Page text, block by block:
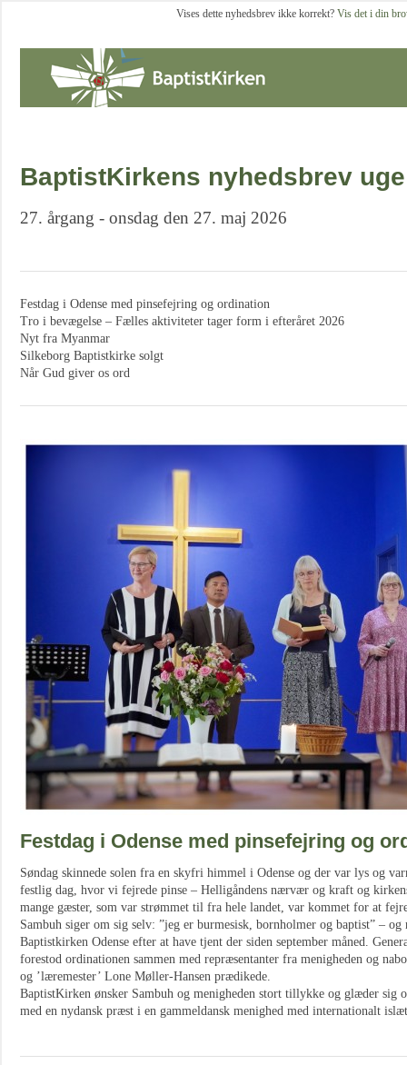
Vises dette nyhedsbrev ikke korrekt? Vis det i din
BaptistKirkens nyhedsbrev
27. årgang - onsdag den 27. maj 2026
Festdag i Odense med pinsefejring og ordination
Tro i bevægelse – Fælles aktiviteter tager form i efteråret 2026
Nyt fra Myanmar
Silkeborg Baptistkirke solgt
Når Gud giver os ord
Festdag i Odense med pinsefejring og
Søndag skinnede solen fra en skyfri himmel i Odense og der var lys og
festlig dag, hvor vi fejrede pinse – Helligåndens nærvær og kraft og
mange gæster, som var strømmet til fra hele landet, var kommet for at
Sambuh siger om sig selv: ”jeg er burmesisk, bornholmer og baptist” –
Baptistkirken Odense efter at have tjent der siden september måned.
forestod ordinationen sammen med repræsentanter fra menigheden og
og ’læremester’ Lone Møller-Hansen prædikede.
BaptistKirken ønsker Sambuh og menigheden stort tillykke og glæder sig
med en nydansk præst i en gammeldansk menighed med internationalt